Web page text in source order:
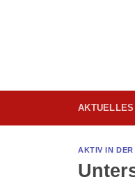
AKTUELLES
AKTIV IN